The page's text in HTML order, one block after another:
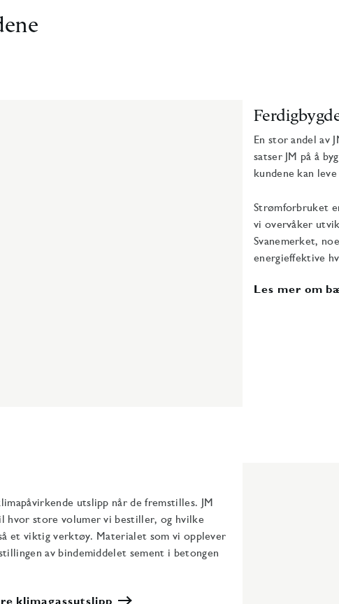
En stor andel av
satser JM på å
kundene kan
Strømforbruket
vi overvåker
Svanemerket,
energieffektive
Les mer om
utslipp når de fremstilles. JM
hvor store volumer vi bestiller, og hvilke
et viktig verktøy. Materialet som vi opplever
av bindemiddelet sement i betongen
klimagassutslipp